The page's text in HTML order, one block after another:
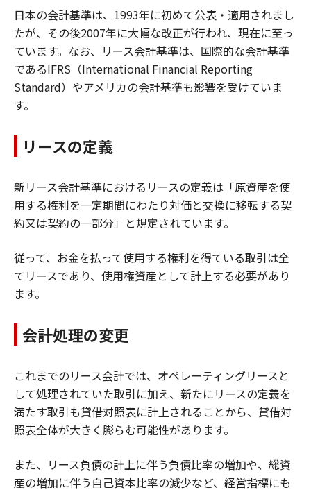
日本の会計基準は、1993年に初めて公表・適用されまし
たが、その後2007年に大幅な改正が行われ、現在に至っ
ています。なお、リース会計基準は、国際的な会計基準
であるIFRS（International Financial Reporting
Standard）やアメリカの会計基準も影響を受けていま
す。
リースの定義
新リース会計基準におけるリースの定義は「原資産を使
用する権利を一定期間にわたり対価と交換に移転する契
約又は契約の一部分」と規定されています。
従って、お金を払って使用する権利を得ている取引は全
てリースであり、使用権資産として計上する必要があり
ます。
会計処理の変更
これまでのリース会計では、オペレーティングリースと
して処理されていた取引に加え、新たにリースの定義を
満たす取引も貸借対照表に計上されることから、貸借対
照表全体が大きく膨らむ可能性があります。
また、リース負債の計上に伴う負債比率の増加や、総資
産の増加に伴う自己資本比率の減少など、経営指標にも